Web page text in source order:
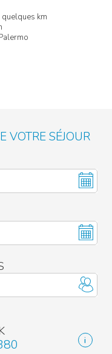
km
VOTRE SÉJOUR